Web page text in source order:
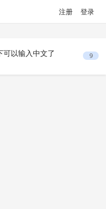
注册 登录
以输入中文了 9